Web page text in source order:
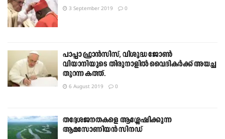
3 September 2019 0
പാപ്പാ ഫ്രാന്‍സിസ്, വിശുദ്ധ ജോണ്‍
വിയാനിയുടെ തിരുനാളില്‍ വൈദികര്‍ക്ക് അയച്ച
തുറന്ന കത്ത്.
6 August 2019 0
തദ്ദേശജനതകളെ ആശ്ലേഷിക്കുന്ന
ആമസോണിയന്‍ സിനഡ്